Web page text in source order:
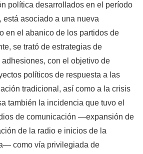
política desarrollados en el período
está asociado a una nueva
en el abanico de los partidos de
se trató de estrategias de
con el objetivo de
políticos de respuesta a las
tradicional, así como a la crisis
también la incidencia que tuvo el
de comunicación —expansión de
de la radio e inicios de la
como vía privilegiada de